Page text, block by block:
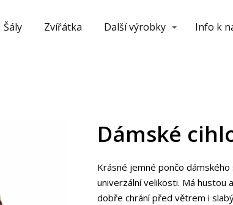
Šály Zvířátka Další výrobky Info k
Dámské
Krásné jemné pončo
univerzální velikosti. Má hustou
dobře chrání před větrem i